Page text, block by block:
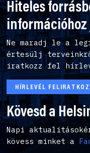
Hiteles
Ne maradj le a
értesülj
iratkozz fel
HÍRLEVÉL
Kövesd a
Napi
kövess minket a